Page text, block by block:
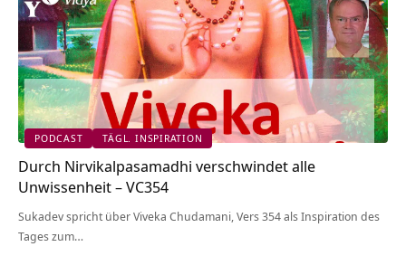
PODCAST TÄGL. INSPIRATION
Durch Nirvikalpasamadhi verschwindet alle
Unwissenheit – VC354
Sukadev spricht über Viveka Chudamani, Vers 354 als Inspiration des
Tages zum…